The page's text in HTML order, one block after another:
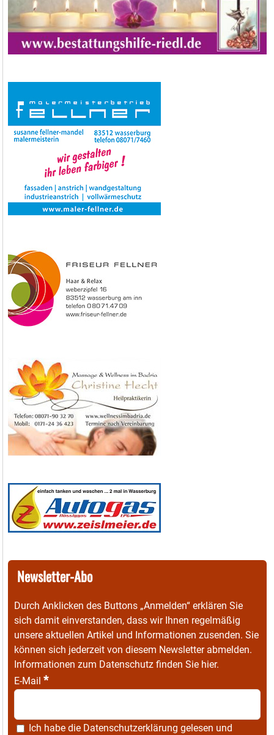
Newsletter-Abo
Durch Anklicken des Buttons „Anmelden“ erklären Sie
sich damit einverstanden, dass wir Ihnen regelmäßig
unsere aktuellen Artikel und Informationen zusenden. Sie
können sich jederzeit von diesem Newsletter abmelden.
Informationen zum Datenschutz finden Sie hier.
E-Mail *
Ich habe die Datenschutzerklärung gelesen und